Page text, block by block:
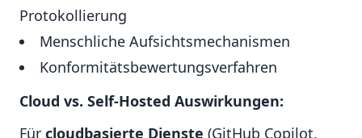
Protokollierung
Menschliche Aufsichtsmechanismen
Konformitätsbewertungsverfahren
Cloud vs. Self-Hosted Auswirkungen:
Für cloudbasierte Dienste (GitHub Copilot,